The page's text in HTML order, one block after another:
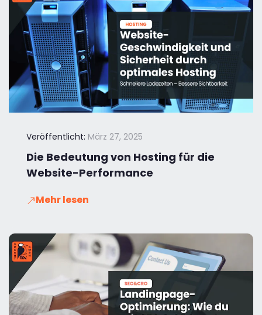
Veröffentlicht: März 27, 2025
Die Bedeutung von Hosting für die
Website-Performance
Mehr lesen